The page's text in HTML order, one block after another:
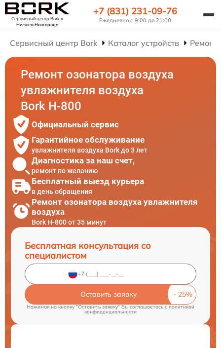
Сервисный центр Borkв
Нижнем Новгороде
+7 (831) 231-09-76
Ежедневно с 9:00 до 21:00
Сервисный центр Bork Каталог устройств Ремонт
Ремонт озонатора воздуха
увлажнителя воздуха
Bork H-800
Официальный сервис
Гарантийное обслуживание
увлажнителя воздуха Bork до 3 лет
Диагностика за наш счет,
ремонт по желанию
Бесплатный выезд курьера
в день обращения
Ремонт озонатора воздуха увлажнителя
воздуха
Bork H-800 от 35 минут
Бесплатная консультация со
специалистом
Оставить заявку
Нажимая на кнопку "Оставить заявку" Вы соглашаетесь cполитикой
конфиденциальности